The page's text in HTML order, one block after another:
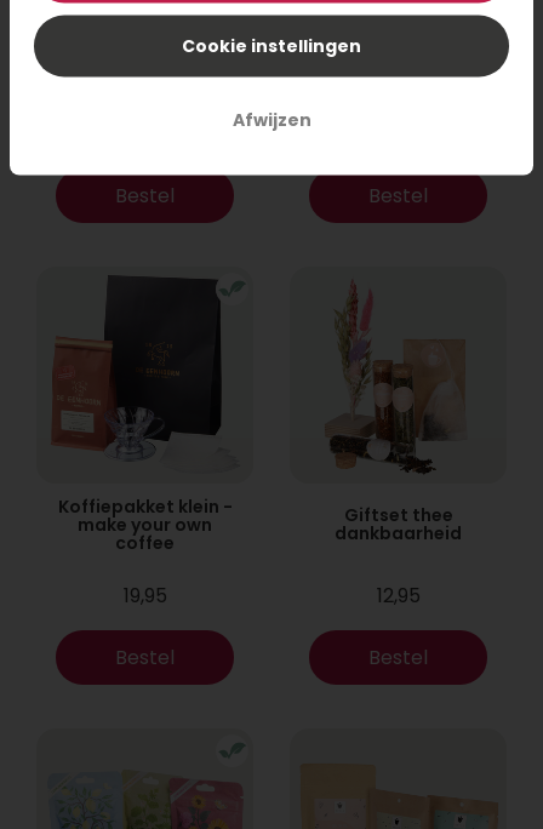
Thee cadeau
Beterschap
Bestel
Koffiepakket met
lekkers
Bestel
Koffiepakket klein -
make your own
coffee
19,95
Bestel
Giftset thee
dankbaarheid
12,95
Bestel
Cookie instellingen
Afwijzen